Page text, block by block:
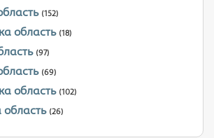
(152)
область (18)
(97)
(69)
область (102)
область (26)